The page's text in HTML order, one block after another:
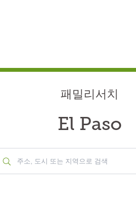
패밀리서치
El Paso